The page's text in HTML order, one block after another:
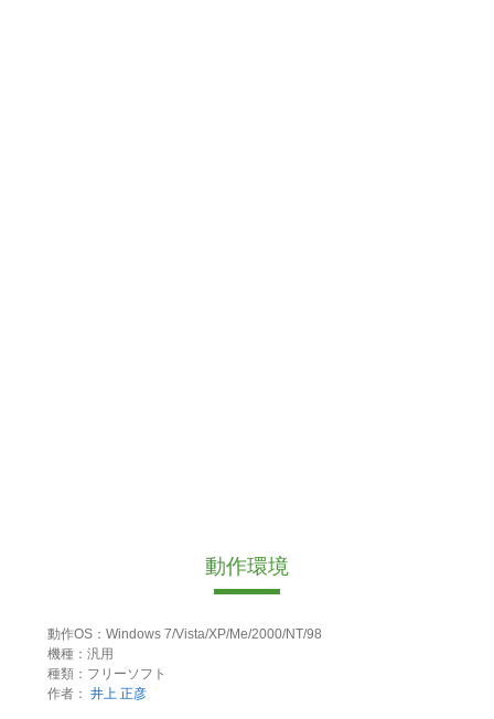
動作環境
動作OS：Windows 7/Vista/XP/Me/2000/NT/98
機種：汎用
種類：フリーソフト
作者： 井上 正彦